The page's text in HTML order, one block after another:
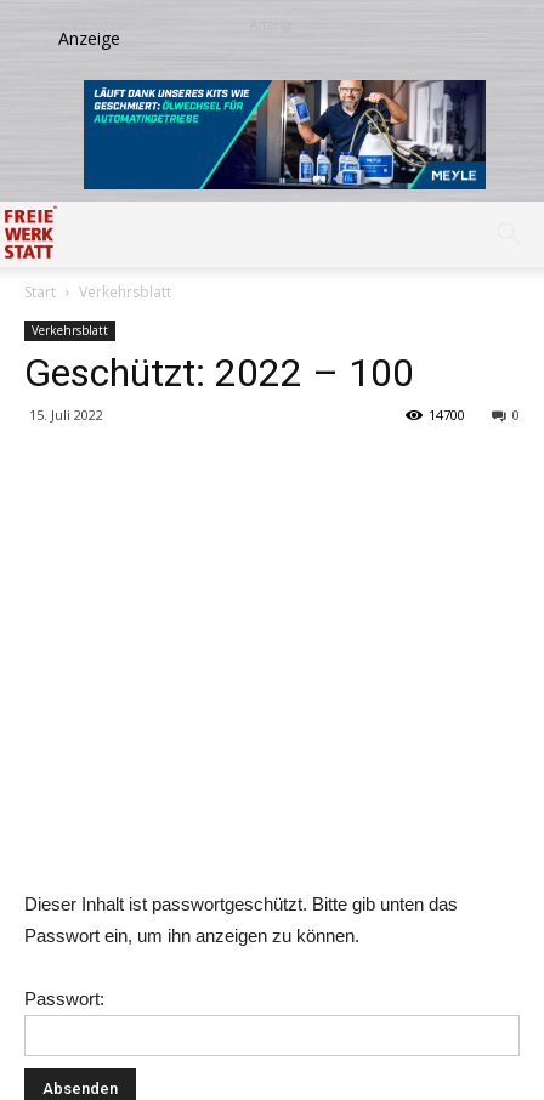
Start Verkehrsblatt
Verkehrsblatt
Geschützt: 2022 – 100
15. Juli 2022 0
14700
Dieser Inhalt ist passwortgeschützt. Bitte gib unten das
Passwort ein, um ihn anzeigen zu können.
Passwort: